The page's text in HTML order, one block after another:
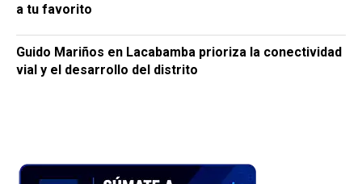
a tu favorito
Guido Mariños en Lacabamba prioriza la conectividad
vial y el desarrollo del distrito